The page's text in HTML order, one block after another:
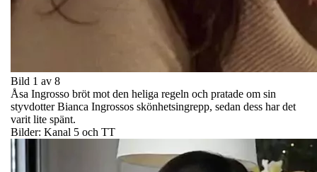
Bild 1 av 8
Åsa Ingrosso bröt mot den heliga regeln och pratade om sin
styvdotter Bianca Ingrossos skönhetsingrepp, sedan dess har det
varit lite spänt.
Bilder: Kanal 5 och TT